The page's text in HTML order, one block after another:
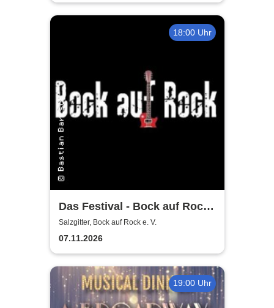
18:00 Uhr
Das Festival - Bock auf Rock
gemeinnütziger e. V.
Salzgitter, Bock auf Rock e. V.
07.11.2026
19:00 Uhr